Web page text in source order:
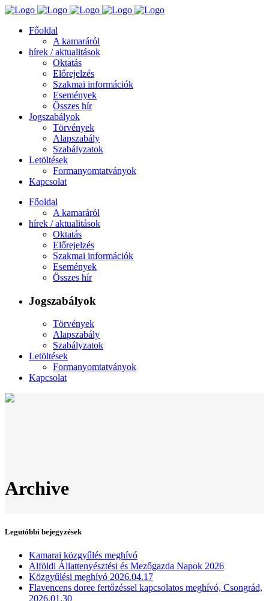
Főoldal
A kamaráról
hírek / aktualitások
Oktatás
Előrejelzés
Szakmai információk
Események
Összes hír
Jogszabályok
Törvények
Alapszabály
Szabályzatok
Letöltések
Formanyomtatványok
Kapcsolat
Főoldal
A kamaráról
hírek / aktualitások
Oktatás
Előrejelzés
Szakmai információk
Események
Összes hír
Jogszabályok
Törvények
Alapszabály
Szabályzatok
Letöltések
Formanyomtatványok
Kapcsolat
Archive
Legutóbbi bejegyzések
Kamarai közgyűlés meghívó
Alföldi Állattenyésztési és Mezőgazda Napok 2026
Közgyűlési meghívó 2026.04.17
Flavencens doree fertőzéssel kapcsolatos meghívó, Csongrád,
2026.01.30